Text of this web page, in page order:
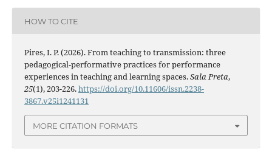
HOW TO CITE
Pires, I. P. (2026). From teaching to transmission: three
pedagogical-performative practices for performance
experiences in teaching and learning spaces.Sala Preta,
25(1), 203-226.https://doi.org/10.11606/issn.2238-
3867.v25i1241131
MORE CITATION FORMATS